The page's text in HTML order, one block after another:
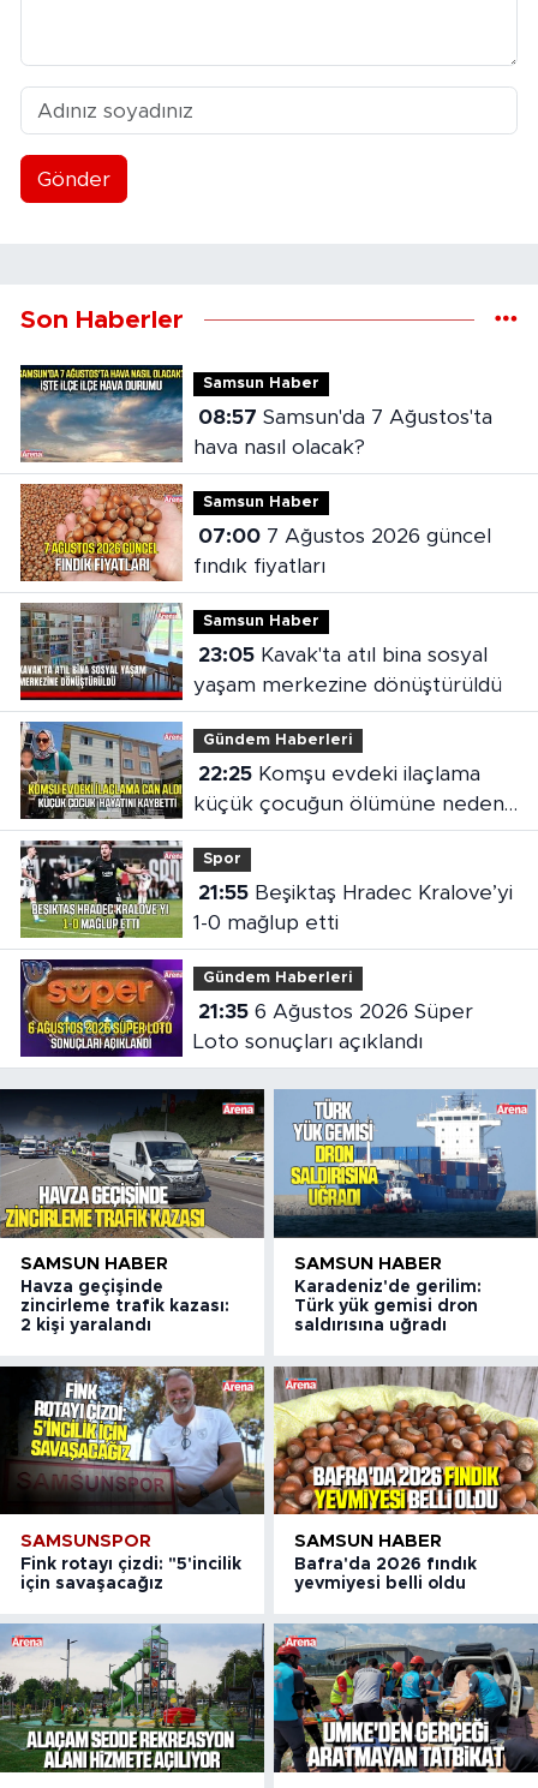
Gönder
Son Haberler
Samsun Haber
08:57
hava nasıl olacak?
Samsun Haber
07:007 Ağustos 2026 güncel
fındık fiyatları
Samsun Haber
23:05Kavak'ta atıl bina sosyal
yaşam merkezine dönüştürüldü
Gündem Haberleri
22:25Komşu evdeki ilaçlama
küçük çocuğun ölümüne neden
oldu
Spor
21:55Beşiktaş Hradec Kralove’yi
1-0 mağlup etti
Gündem Haberleri
21:356 Ağustos 2026 Süper
Loto sonuçları açıklandı
SAMSUN HABER
Havza geçişinde
zincirleme trafik kazası:
2 kişi yaralandı
SAMSUN HABER
Karadeniz'de gerilim:
Türk yük gemisi dron
saldırısına uğradı
SAMSUNSPOR
Fink rotayı çizdi: "5'incilik
için savaşacağız
SAMSUN HABER
Bafra'da 2026 fındık
yevmiyesi belli oldu